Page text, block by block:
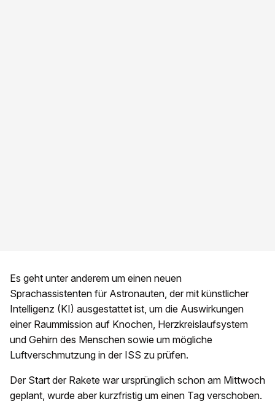
Es geht unter anderem um einen neuen
Sprachassistenten für Astronauten, der mit künstlicher
Intelligenz (KI) ausgestattet ist, um die Auswirkungen
einer Raummission auf Knochen, Herzkreislaufsystem
und Gehirn des Menschen sowie um mögliche
Luftverschmutzung in der ISS zu prüfen.
Der Start der Rakete war ursprünglich schon am Mittwoch
geplant, wurde aber kurzfristig um einen Tag verschoben.